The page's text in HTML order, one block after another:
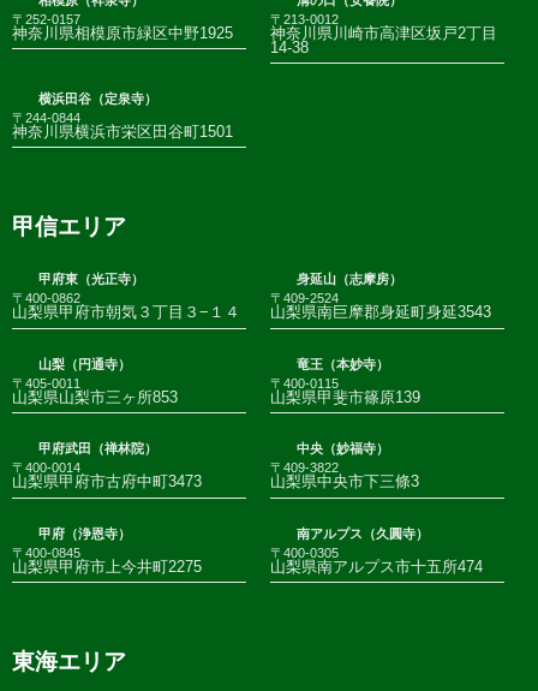
〒252-0157
神奈川県相模原市緑区中野1925
〒213-0012
神奈川県川崎市高津区坂戸2丁目
14-38
横浜田谷（定泉寺）
〒244-0844
神奈川県横浜市栄区田谷町1501
甲信エリア
甲府東（光正寺）
〒400-0862
山梨県甲府市朝気３丁目３−１４
身延山（志摩房）
〒409-2524
山梨県南巨摩郡身延町身延3543
山梨（円通寺）
〒405-0011
山梨県山梨市三ヶ所853
竜王（本妙寺）
〒400-0115
山梨県甲斐市篠原139
甲府武田（禅林院）
〒400-0014
山梨県甲府市古府中町3473
中央（妙福寺）
〒409-3822
山梨県中央市下三條3
甲府（浄恩寺）
〒400-0845
山梨県甲府市上今井町2275
南アルプス（久圓寺）
〒400-0305
山梨県南アルプス市十五所474
東海エリア